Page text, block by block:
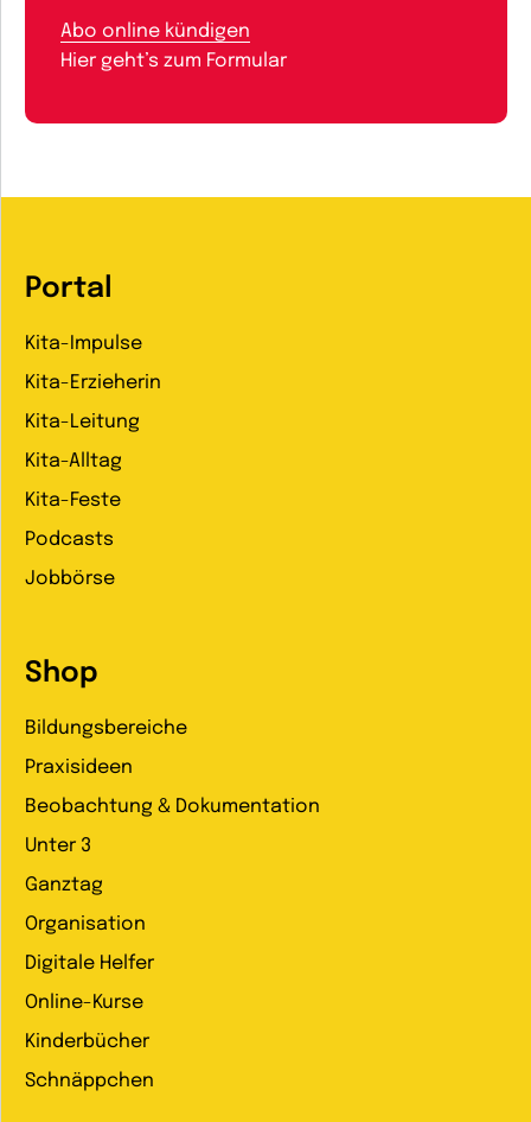
Abo online kündigen
Hier geht’s zum Formular
Portal
Kita-Impulse
Kita-Erzieherin
Kita-Leitung
Kita-Alltag
Kita-Feste
Podcasts
Jobbörse
Shop
Bildungsbereiche
Praxisideen
Beobachtung & Dokumentation
Unter 3
Ganztag
Organisation
Digitale Helfer
Online-Kurse
Kinderbücher
Schnäppchen